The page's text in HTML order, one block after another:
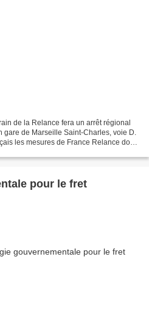
de la Relance fera un arrêt régional
gare de Marseille Saint-Charles, voie D.
les mesures de France Relance dont
pour le fret